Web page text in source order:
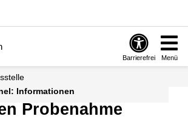
Barrierefrei Menü
Informationen
Probenahme